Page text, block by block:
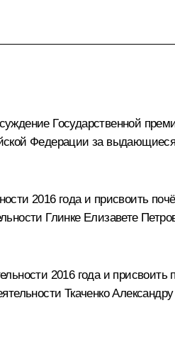
Государственной
Федерации за выдающиеся
2016 года и присвоить
Глинке Елизавете
2016 года и присвоить
Ткаченко Александру